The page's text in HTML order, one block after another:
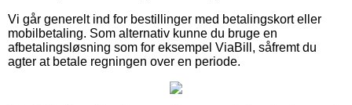
Vi går generelt ind for bestillinger med betalingskort eller
mobilbetaling. Som alternativ kunne du bruge en
afbetalingsløsning som for eksempel ViaBill, såfremt du
agter at betale regningen over en periode.